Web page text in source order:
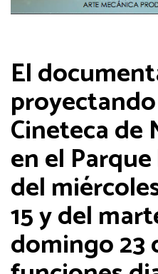
El
Cineteca de
en el
del
15 y del
domingo 23